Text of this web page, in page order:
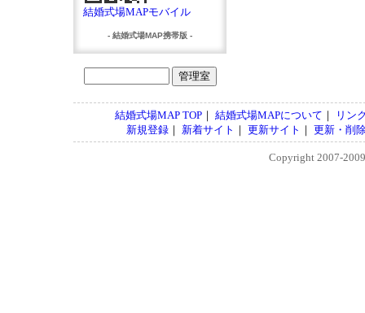
結婚式場MAPモバイル
- 結婚式場MAP携帯版 -
結婚式場MAP TOP｜ 結婚式場MAPについて ｜
リン
新規登録｜ 新着サイト ｜ 更新サイト ｜ 更新・削
Copyright 2007-